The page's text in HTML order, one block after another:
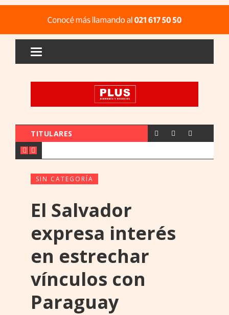
TITULARES
SIN CATEGORÍA
El Salvador
expresa interés
en estrechar
vínculos con
Paraguay